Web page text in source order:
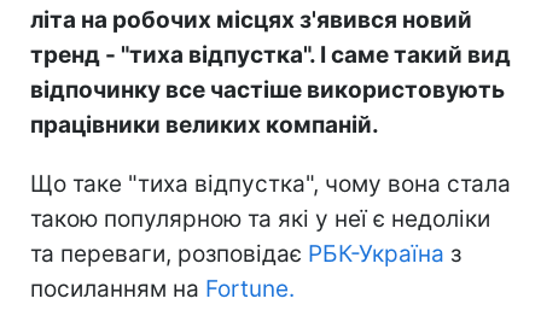
літа на робочих місцях з'явився новий
тренд - "тиха відпустка". І саме такий вид
відпочинку все частіше використовують
працівники великих компаній.
Що таке "тиха відпустка", чому вона стала
такою популярною та які у неї є недоліки
та переваги, розповідає РБК-Україна з
посиланням на Fortune.